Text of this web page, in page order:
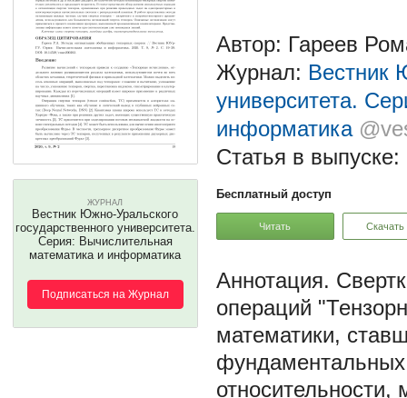
ЖУРНАЛ
Вестник Южно-Уральского
государственного университета.
Серия: Вычислительная
математика и информатика
Подписаться на Журнал
Автор: Гареев
Журнал: Вестник
университета.
информатика
Статья в выпуске:
Бесплатный доступ
Читать Скачать
операций
математики,
фундаментальных
относительности,